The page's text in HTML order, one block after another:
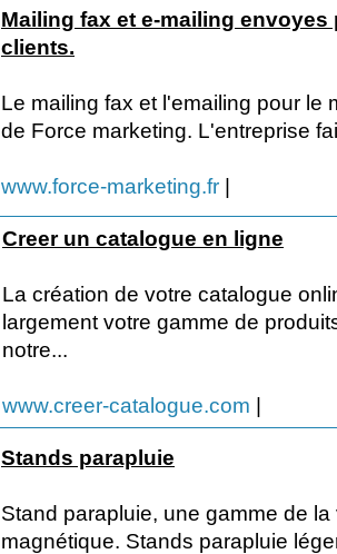
Mailing fax et e-mailing
clients.
Le mailing fax et l'emailing pour le
de Force marketing. L'entreprise
www.force-marketing.fr |
Creer un catalogue en ligne
La création de votre catalogue
largement votre gamme de
notre...
www.creer-catalogue.com |
Stands parapluie
Stand parapluie, une gamme de
magnétique. Stands parapluie